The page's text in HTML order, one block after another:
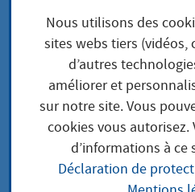
Plan du site
Stadtbücherei
Stadtmuseum
Nous utilisons des
sites webs tiers (vidéos,
d’autres
améliorer et
sur notre site. Vous
cookies vous autorisez.
d’informations à ce
Déclaration de